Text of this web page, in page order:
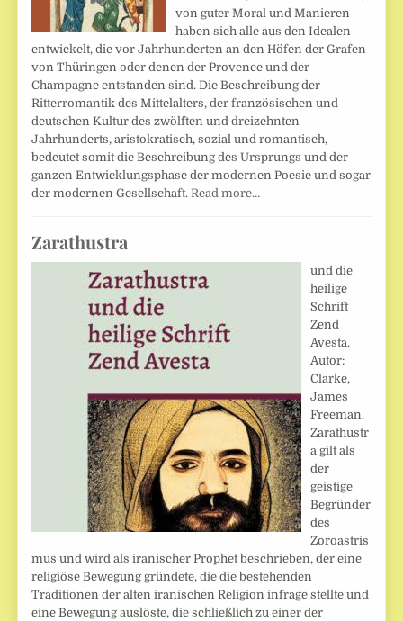
von guter Moral und Manieren
haben sich alle aus den Idealen
entwickelt, die vor Jahrhunderten an den Höfen der Grafen
von Thüringen oder denen der Provence und der
Champagne entstanden sind. Die Beschreibung der
Ritterromantik des Mittelalters, der französischen und
deutschen Kultur des zwölften und dreizehnten
Jahrhunderts, aristokratisch, sozial und romantisch,
bedeutet somit die Beschreibung des Ursprungs und der
ganzen Entwicklungsphase der modernen Poesie und sogar
der modernen Gesellschaft. Read more…
Zarathustra
und die
heilige
Schrift
Zend
Avesta.
Autor:
Clarke,
James
Freeman.
Zarathustr
a gilt als
der
geistige
Begründer
des
Zoroastris
mus und wird als iranischer Prophet beschrieben, der eine
religiöse Bewegung gründete, die die bestehenden
Traditionen der alten iranischen Religion infrage stellte und
eine Bewegung auslöste, die schließlich zu einer der